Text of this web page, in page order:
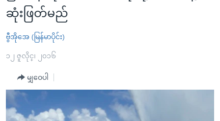
Link
များ
ပင်မ
ကျော်
ကြည့်
ပင်မ
နိုင်ငံတကာ
အစ္စရေး-ပါလက်စတိုင်း
ဗွီဒီယို
အင်္ဂလိပ်စာလေ့လာမယ်
အမေရိကန်သုံးအီဒီယံ
ရုပ်ရှင်ထဲက အင်္ဂလိပ်စာ
အပတ်စဉ်ကဏ္ဍများ
တီဗွီ
ရေဒီယိုနှင့်ရုပ်သံ အချက်အလက်များ
ရေဒီယို/တီဗွီအစီအစဉ်
ဆုံးဖြတ်မည်
ဗွီအိုအေ (မြန်မာပိုင်း)
၁၂ ဇူလိုင္၊ ၂၀၁၆
မျှဝေပါ